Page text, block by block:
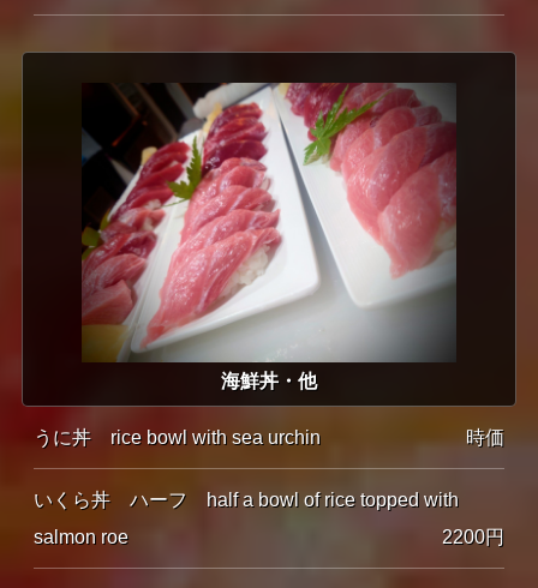
海鮮丼・他
うに丼 rice bowl with sea urchin 時価
いくら丼 ハーフ half a bowl of rice topped with
salmon roe
2200円